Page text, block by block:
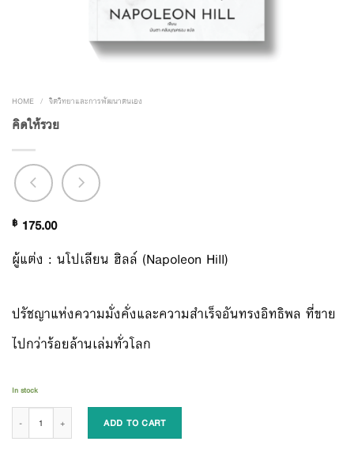
HOME / จิตวิทยาและการพัฒนาตนเอง
คิดให้รวย
฿ 175.00
ผู้แต่ง : นโปเลียน ฮิลล์ (Napoleon Hill)
ปรัชญาแห่งความมั่งคั่งและความสำเร็จอันทรงอิทธิพล ที่ขาย
ไปกว่าร้อยล้านเล่มทั่วโลก
In stock
ADD TO CART